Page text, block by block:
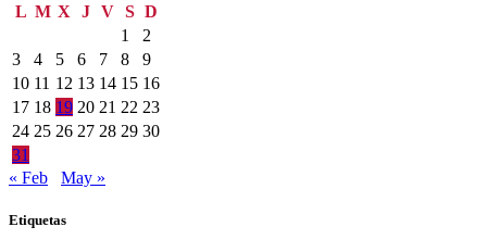
L M X J V S D
1
2
3
4 5 6 7 8
9
10 11 12 13 14 15 16
17 18 19 20 21 22 23
24 25 26 27 28 29 30
31
« Feb
May »
Etiquetas